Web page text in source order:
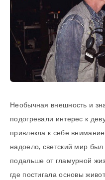
Необычная внешность и
подогревали интерес к
привлекла к себе
надоело, светский мир
подальше от гламурной
где постигала основы